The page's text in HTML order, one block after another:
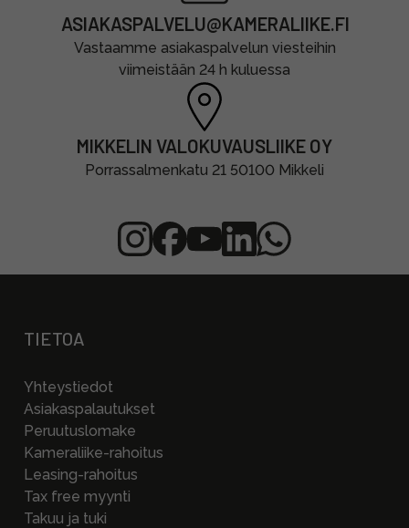
ASIAKASPALVELU@KAMERALIIKE.FI
Vastaamme asiakaspalvelun viesteihin
viimeistään 24 h kuluessa
MIKKELIN VALOKUVAUSLIIKE OY
Porrassalmenkatu 21 50100 Mikkeli
TIETOA
Yhteystiedot
Asiakaspalautukset
Peruutuslomake
Kameraliike-rahoitus
Leasing-rahoitus
Tax free myynti
Takuu ja tuki